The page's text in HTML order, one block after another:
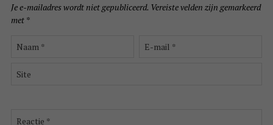
Je e-mailadres wordt niet gepubliceerd. Vereiste velden zijn gemarkeerd
met *